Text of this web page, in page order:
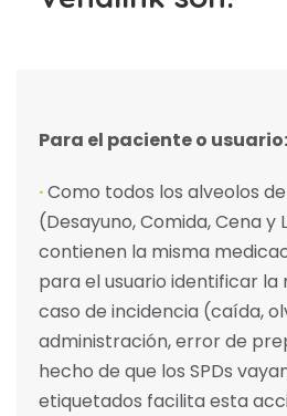
Para el paciente o usuario:
·Como todos los alveolos
(Desayuno, Comida, Cena y
contienen la misma
para el usuario identificar la
caso de incidencia (caída,
administración, error de
hecho de que los SPDs
etiquetados facilita esta